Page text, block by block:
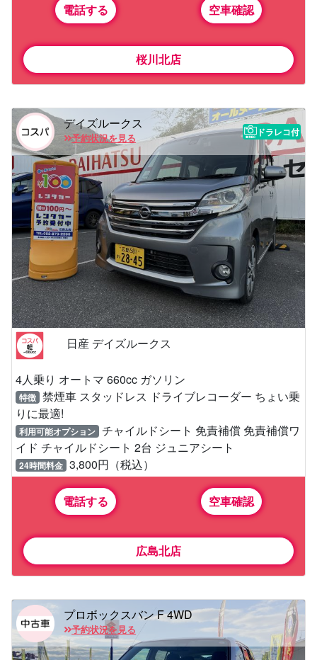
電話する 空車確認
桜川北店
デイズルークス
予約状況を見る
ドラレコ付
日産 デイズルークス
4人乗り オートマ 660cc ガソリン
特徴 禁煙車 スタッドレス ドライブレコーダー ちょい乗
りに最適!
利用可能オプション チャイルドシート 免責補償 免責補償ワ
イド チャイルドシート 2台 ジュニアシート
24時間料金 3,800円（税込）
電話する 空車確認
広島北店
プロボックスバン F 4WD
予約状況を見る